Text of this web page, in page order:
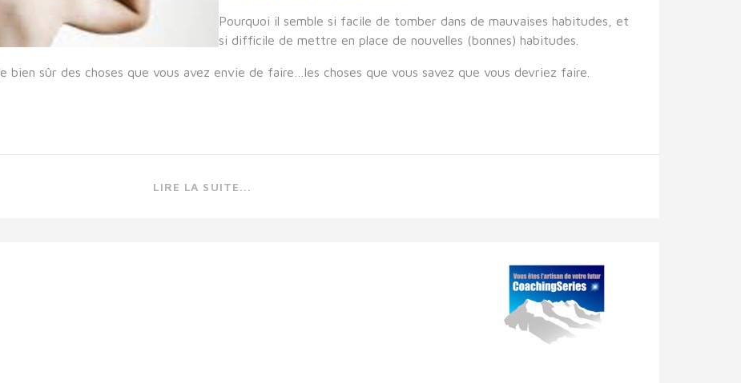
Pourquoi il semble si facile de tomber dans de mauvaises habitudes, et
si difficile de mettre en place de nouvelles (bonnes) habitudes.
bien sûr des choses que vous avez envie de faire…les choses que vous savez que vous devriez faire.
LIRE LA SUITE...